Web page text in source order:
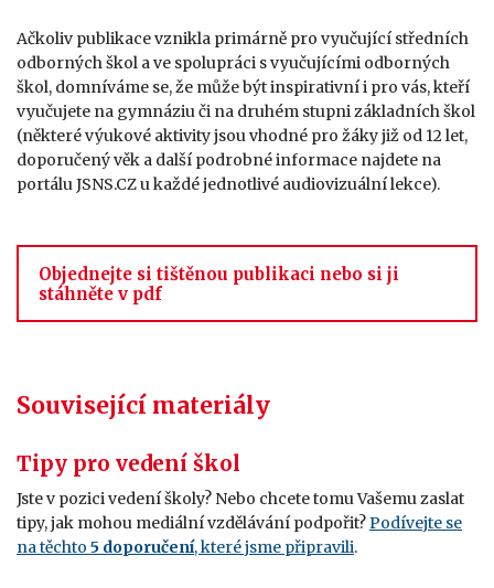
Ačkoliv publikace vznikla primárně pro vyučující středních
odborných škol a ve spolupráci s vyučujícími odborných
škol, domníváme se, že může být inspirativní i pro vás, kteří
vyučujete na gymnáziu či na druhém stupni základních škol
(některé výukové aktivity jsou vhodné pro žáky již od 12 let,
doporučený věk a další podrobné informace najdete na
portálu JSNS.CZ u každé jednotlivé audiovizuální lekce).
Objednejte si tištěnou publikaci nebo si ji
stáhněte v pdf
Související materiály
Tipy pro vedení škol
Jste v pozici vedení školy? Nebo chcete tomu Vašemu zaslat
tipy, jak mohou mediální vzdělávání podpořit?Podívejte se
na těchto 5 doporučení, které jsme připravili.